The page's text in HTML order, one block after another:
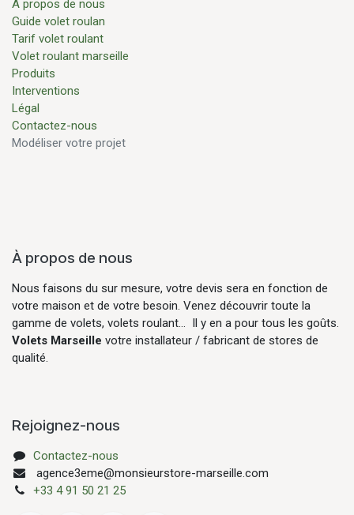
À propos de nous
Guide volet roulan
Tarif volet roulant
Volet roulant marseille
Produits
Interventions
Légal
Contactez-nous
Modéliser votre projet
À propos de nous
Nous faisons du sur mesure, votre devis sera en fonction de
votre maison et de votre besoin. Venez découvrir toute la
gamme de volets, volets roulant... Il y en a pour tous les goûts.
Volets Marseille votre installateur / fabricant de stores de
qualité.
Rejoignez-nous
Contactez-nous
agence3eme@monsieurstore-marseille.com
+33 4 91 50 21 25